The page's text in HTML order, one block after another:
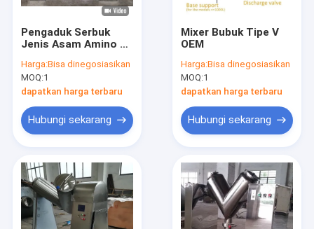
Pengaduk Serbuk
Jenis Asam Amino V
Untuk Industri Bahan
Makanan
Harga:Bisa dinegosiasikan
MOQ:1
dapatkan harga terbaru
Hubungi sekarang
Mixer Bubuk Tipe V
OEM
Harga:Bisa dinegosiasikan
MOQ:1
dapatkan harga terbaru
Hubungi sekarang